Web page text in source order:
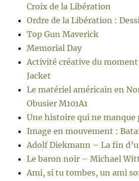
Croix de la Libération
Ordre de la Libération :
Top Gun Maverick
Memorial Day
Activité créative du
Jacket
Le matériel américain en
Obusier M101A1
Une histoire qui ne manque
Image en mouvement :
Adolf Diekmann – La fin
Le baron noir – Michael
Ami, si tu tombes, un ami